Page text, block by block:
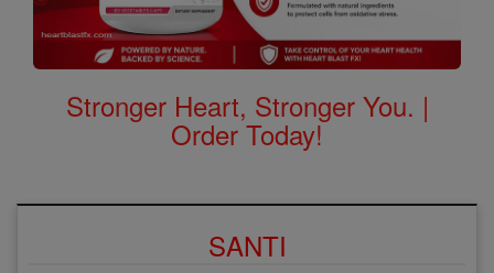
Stronger Heart, Stronger You. |
Order Today!
SANTI